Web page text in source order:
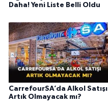
Daha! Yeni Liste Belli Oldu
CarrefourSA’da Alkol Satışı
Artık Olmayacak mı?